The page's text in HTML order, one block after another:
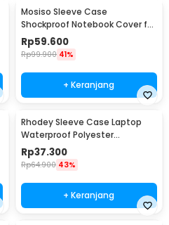
Mosiso Sleeve Case
Shockproof Notebook Cover for
Laptop 13 Inch - C0412
Rp59.600
Rp99.900 41%
+ Keranjang
Rhodey Sleeve Case Laptop
Waterproof Polyester
Neoprene Bag 11/12 Inch - L123F
Rp37.300
Rp64.900 43%
+ Keranjang